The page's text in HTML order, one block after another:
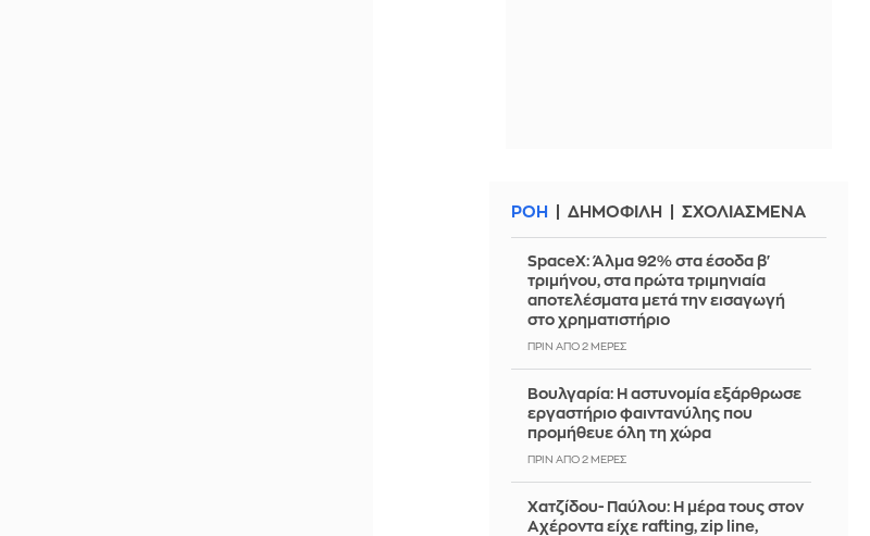
ΡΟΗ ΔΗΜΟΦΙΛΗ ΣΧΟΛΙΑΣΜΕΝΑ
SpaceX: Άλμα 92% στα έσοδα β'
τριμήνου, στα πρώτα τριμηνιαία
αποτελέσματα μετά την εισαγωγή
στο χρηματιστήριο
ΠΡΙΝ ΑΠΌ 2 ΜΈΡΕΣ
Βουλγαρία: Η αστυνομία εξάρθρωσε
εργαστήριο φαιντανύλης που
προμήθευε όλη τη χώρα
ΠΡΙΝ ΑΠΌ 2 ΜΈΡΕΣ
Χατζίδου- Παύλου: Η μέρα τους στον
Αχέροντα είχε rafting, zip line,